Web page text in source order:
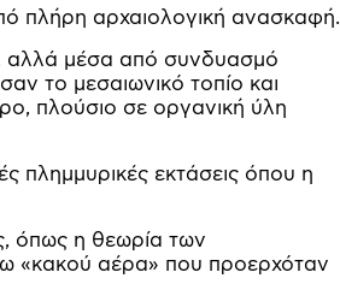
πλήρη αρχαιολογική ανασκαφή.
αλλά μέσα από συνδυασμό
το μεσαιωνικό τοπίο και
πλούσιο σε οργανική ύλη
πλημμυρικές εκτάσεις όπου η
όπως η θεωρία των
«κακού αέρα» που προερχόταν